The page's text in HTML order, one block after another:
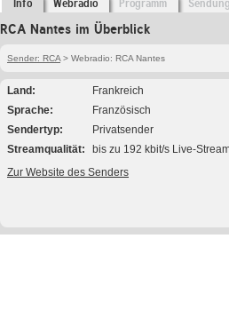
Info Webradio Programm
RCA Nantes im Überblick
Sender: RCA > Webradio: RCA Nantes
Land
Frankreich
Sprache
Französisch
Sendertyp
Privatsender
Streamqualität
bis zu 192 kbit/s Live-
Zur Website des Senders